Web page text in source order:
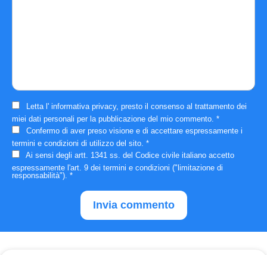
Letta l' informativa privacy, presto il consenso al trattamento dei
miei dati personali per la pubblicazione del mio commento. *
Confermo di aver preso visione e di accettare espressamente i
termini e condizioni di utilizzo del sito. *
Ai sensi degli artt. 1341 ss. del Codice civile italiano accetto
espressamente l'art. 9 dei termini e condizioni ("limitazione di
responsabilità"). *